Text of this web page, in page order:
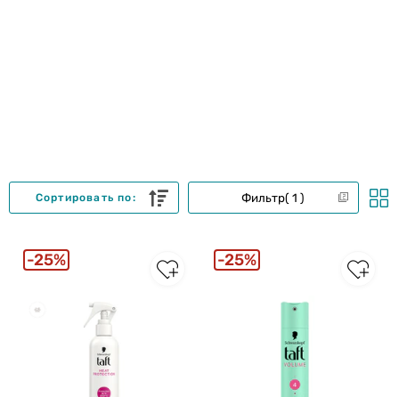
Фильтр 1
Сортировать по:
25% 25%